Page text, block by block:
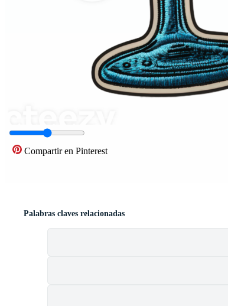
Compartir en Pinterest
Palabras claves relacionadas